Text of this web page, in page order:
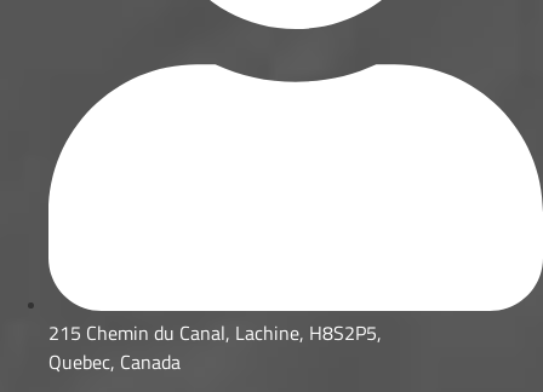
215 Chemin du Canal, Lachine, H8S2P5,
Quebec, Canada